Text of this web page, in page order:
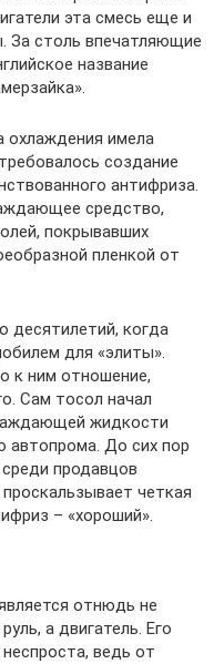
эта смесь еще и
За столь впечатляющие
название
охлаждения имела
создание
антифриза.
средство,
покрывавших
пленкой от
десятилетий, когда
для «элиты».
к ним отношение,
Сам тосол начал
жидкости
автопрома. До сих пор
продавцов
четкая
– «хороший».
отнюдь не
а двигатель. Его
ведь от